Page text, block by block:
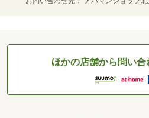
ほかの店舗から問い合